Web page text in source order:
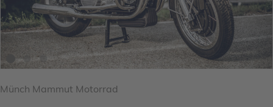
Münch Mammut Motorrad